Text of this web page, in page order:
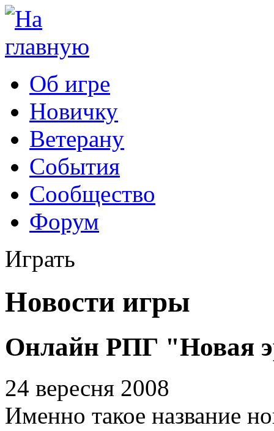
Об игре
Новичку
Ветерану
События
Сообщество
Форум
Играть
Новости игры
Онлайн РПГ "Новая
24 вересня 2008
Именно такое название